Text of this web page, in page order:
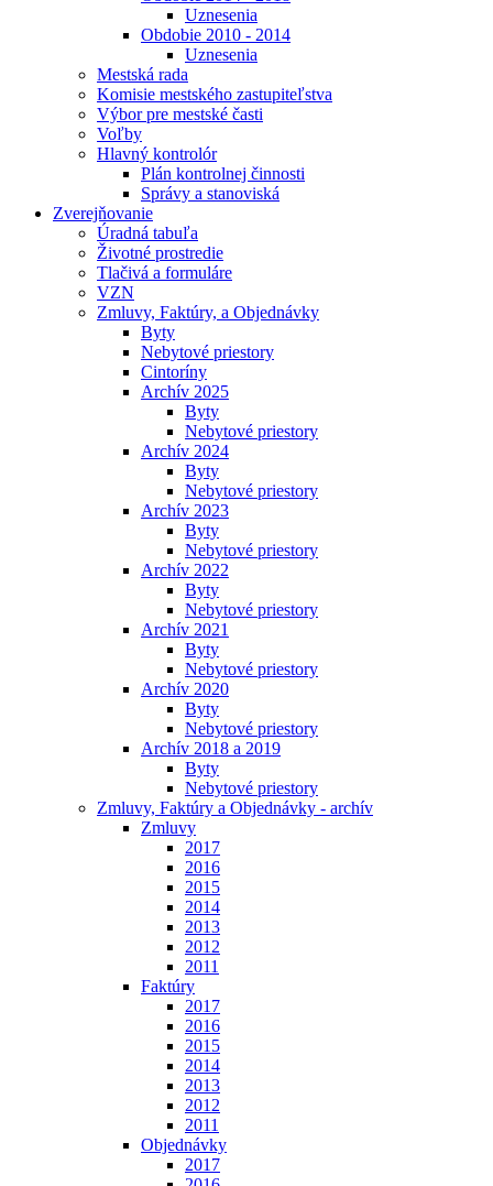
Uznesenia
Obdobie 2010 - 2014
Uznesenia
Mestská rada
Komisie mestského zastupiteľstva
Výbor pre mestské časti
Voľby
Hlavný kontrolór
Plán kontrolnej činnosti
Správy a stanoviská
Zverejňovanie
Úradná tabuľa
Životné prostredie
Tlačivá a formuláre
VZN
Zmluvy, Faktúry, a Objednávky
Byty
Nebytové priestory
Cintoríny
Archív 2025
Byty
Nebytové priestory
Archív 2024
Byty
Nebytové priestory
Archív 2023
Byty
Nebytové priestory
Archív 2022
Byty
Nebytové priestory
Archív 2021
Byty
Nebytové priestory
Archív 2020
Byty
Nebytové priestory
Archív 2018 a 2019
Byty
Nebytové priestory
Zmluvy, Faktúry a Objednávky - archív
Zmluvy
2017
2016
2015
2014
2013
2012
2011
Faktúry
2017
2016
2015
2014
2013
2012
2011
Objednávky
2017